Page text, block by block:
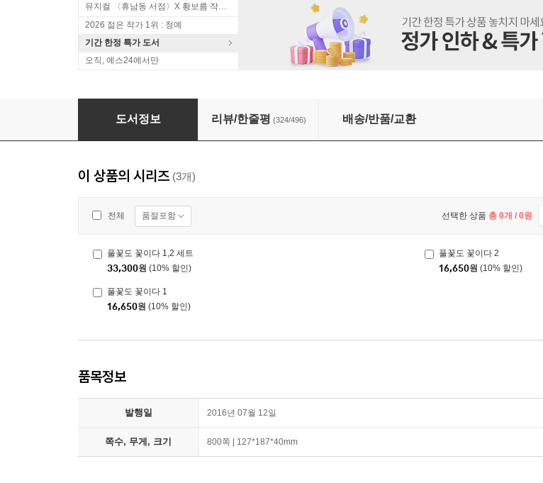
뮤지컬 〈휴남동 서점〉X 황보름 작가 북토크
2026 젊은 작가 1위 : 청예
기간 한정 특가 도서
오직, 예스24에서만
풀꽃도 꽃이다 1,2 세트
도서정보 리뷰/한줄평 (324/496) 배송/반품/교환
이 상품의 시리즈 (3개)
전체 품절포함 선택한 상품 총 0개 / 0원
풀꽃도 꽃이다 1,2 세트
33,300원 (10% 할인)
풀꽃도 꽃이다 2
16,650원 (10% 할인)
풀꽃도 꽃이다 1
16,650원 (10% 할인)
품목정보
발행일 2016년 07월 12일
쪽수, 무게, 크기 800쪽 | 127*187*40mm